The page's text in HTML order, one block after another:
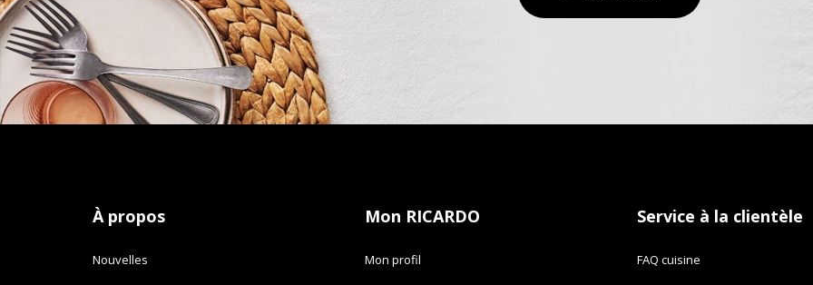
À propos
Nouvelles
Mon RICARDO
Mon profil
Service à la clientèle
FAQ cuisine